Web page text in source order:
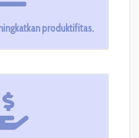
produktifitas.